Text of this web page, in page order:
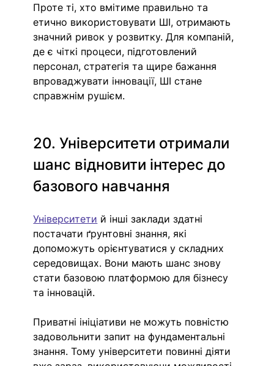
Проте ті, хто вмітиме правильно та
етично використовувати ШІ, отримають
значний ривок у розвитку. Для компаній,
де є чіткі процеси, підготовлений
персонал, стратегія та щире бажання
впроваджувати інновації, ШІ стане
справжнім рушієм.
20. Університети отримали
шанс відновити інтерес до
базового навчання
Університети й інші заклади здатні
постачати ґрунтовні знання, які
допоможуть орієнтуватися у складних
середовищах. Вони мають шанс знову
стати базовою платформою для бізнесу
та інновацій.
Приватні ініціативи не можуть повністю
задовольнити запит на фундаментальні
знання. Тому університети повинні діяти